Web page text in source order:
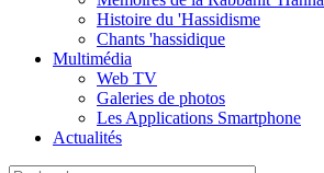
Histoire du 'Hassidisme
Chants 'hassidique
Multimédia
Web TV
Galeries de photos
Les Applications Smartphone
Actualités